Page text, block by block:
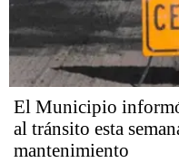
El Municipio
al tránsito esta
mantenimiento